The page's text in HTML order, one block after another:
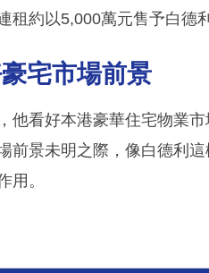
租約以5,000萬元售予白德
宅市場前景
他看好本港豪華住宅物業
前景未明之際，像白德利
用。